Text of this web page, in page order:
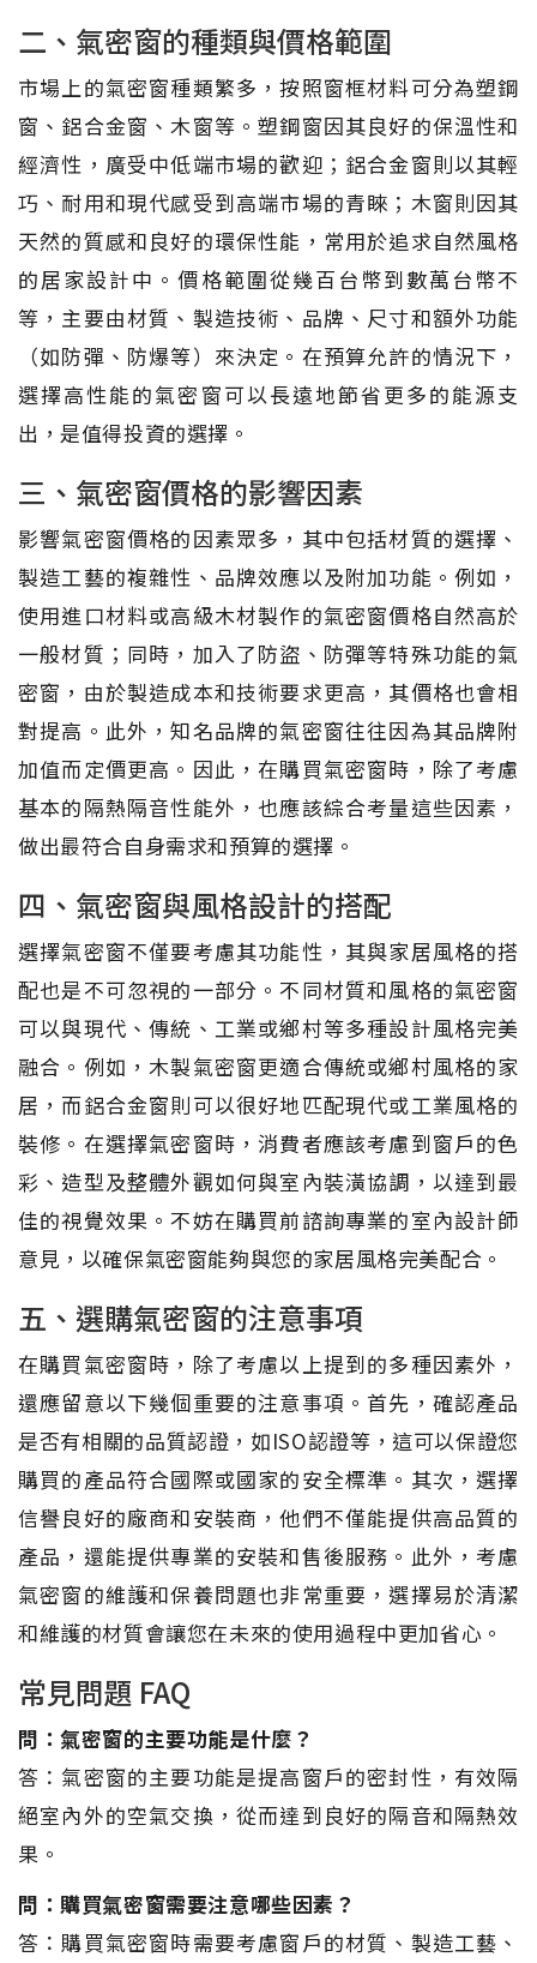
二、氣密窗的種類與價格範圍
市場上的氣密窗種類繁多，按照窗框材料可分為塑鋼
窗、鋁合金窗、木窗等。塑鋼窗因其良好的保溫性和
經濟性，廣受中低端市場的歡迎；鋁合金窗則以其輕
巧、耐用和現代感受到高端市場的青睞；木窗則因其
天然的質感和良好的環保性能，常用於追求自然風格
的居家設計中。價格範圍從幾百台幣到數萬台幣不
等，主要由材質、製造技術、品牌、尺寸和額外功能
（如防彈、防爆等）來決定。在預算允許的情況下，
選擇高性能的氣密窗可以長遠地節省更多的能源支
出，是值得投資的選擇。
三、氣密窗價格的影響因素
影響氣密窗價格的因素眾多，其中包括材質的選擇、
製造工藝的複雜性、品牌效應以及附加功能。例如，
使用進口材料或高級木材製作的氣密窗價格自然高於
一般材質；同時，加入了防盜、防彈等特殊功能的氣
密窗，由於製造成本和技術要求更高，其價格也會相
對提高。此外，知名品牌的氣密窗往往因為其品牌附
加值而定價更高。因此，在購買氣密窗時，除了考慮
基本的隔熱隔音性能外，也應該綜合考量這些因素，
做出最符合自身需求和預算的選擇。
四、氣密窗與風格設計的搭配
選擇氣密窗不僅要考慮其功能性，其與家居風格的搭
配也是不可忽視的一部分。不同材質和風格的氣密窗
可以與現代、傳統、工業或鄉村等多種設計風格完美
融合。例如，木製氣密窗更適合傳統或鄉村風格的家
居，而鋁合金窗則可以很好地匹配現代或工業風格的
裝修。在選擇氣密窗時，消費者應該考慮到窗戶的色
彩、造型及整體外觀如何與室內裝潢協調，以達到最
佳的視覺效果。不妨在購買前諮詢專業的室內設計師
意見，以確保氣密窗能夠與您的家居風格完美配合。
五、選購氣密窗的注意事項
在購買氣密窗時，除了考慮以上提到的多種因素外，
還應留意以下幾個重要的注意事項。首先，確認產品
是否有相關的品質認證，如ISO認證等，這可以保證您
購買的產品符合國際或國家的安全標準。其次，選擇
信譽良好的廠商和安裝商，他們不僅能提供高品質的
產品，還能提供專業的安裝和售後服務。此外，考慮
氣密窗的維護和保養問題也非常重要，選擇易於清潔
和維護的材質會讓您在未來的使用過程中更加省心。
常見問題 FAQ
問：氣密窗的主要功能是什麼？
答：氣密窗的主要功能是提高窗戶的密封性，有效隔
絕室內外的空氣交換，從而達到良好的隔音和隔熱效
果。
問：購買氣密窗需要注意哪些因素？
答：購買氣密窗時需要考慮窗戶的材質、製造工藝、